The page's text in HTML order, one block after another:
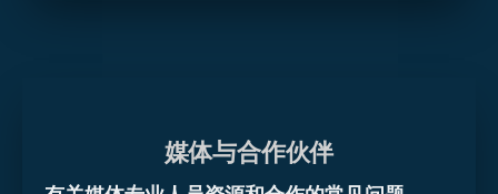
媒体与合作伙伴